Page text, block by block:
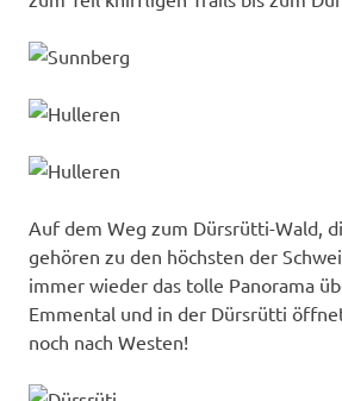
Auf dem Weg zum Dürsrütti-Wald,
gehören zu den höchsten der
immer wieder das tolle Panorama
Emmental und in der Dürsrütti
noch nach Westen!